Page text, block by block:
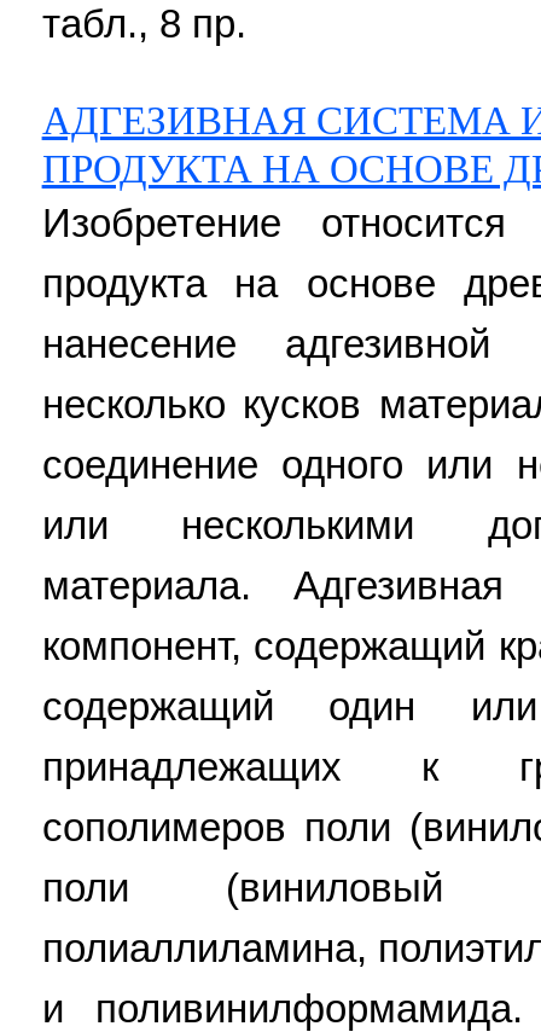
табл., 8 пр.
АДГЕЗИВНАЯ СИСТЕМА
ПРОДУКТА НА ОСНОВЕ
Изобретение
продукта на основе
нанесение
несколько кусков
соединение одного или
или несколькими
материала.
компонент, содержащий
содержащий один
принадлежащих к
сополимеров поли
поли (виниловый
полиаллиламина,
и